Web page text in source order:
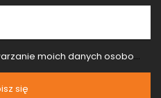
potrzeby wysyłki newslettera z informacją handlową (marketing). Więcej w
się